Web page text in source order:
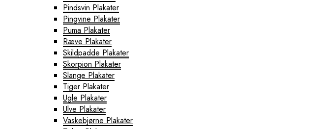
Pindsvin Plakater
Pingvine Plakater
Puma Plakater
Ræve Plakater
Skildpadde Plakater
Skorpion Plakater
Slange Plakater
Tiger Plakater
Ugle Plakater
Ulve Plakater
Vaskebjørne Plakater